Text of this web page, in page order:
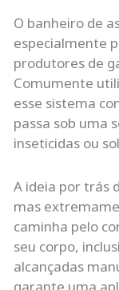
O banheiro de
especialmente
produtores de
Comumente
esse sistema
passa sob uma
inseticidas ou
A ideia por trás
mas
caminha pelo
seu corpo,
alcançadas